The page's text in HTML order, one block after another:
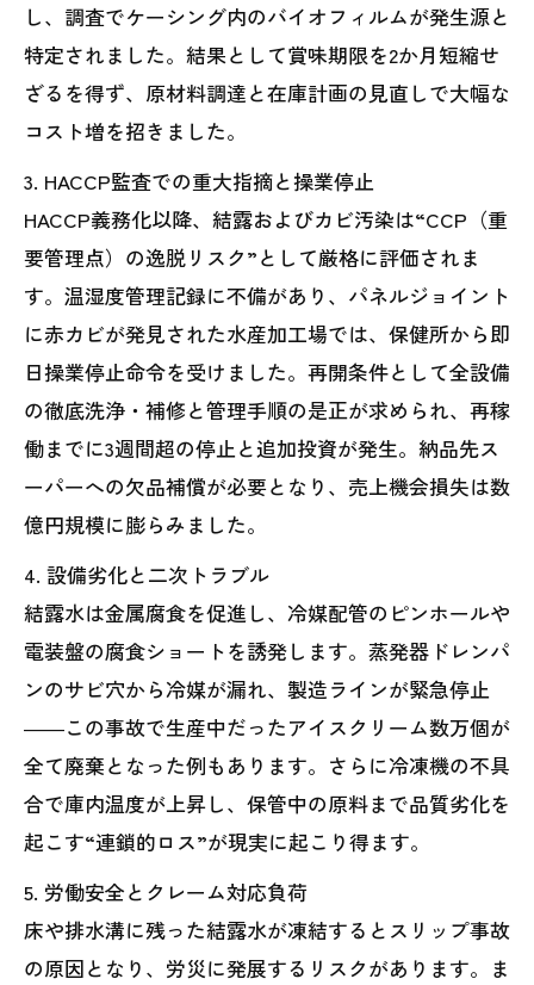
し、調査でケーシング内のバイオフィルムが発生源と
特定されました。結果として賞味期限を2か月短縮せ
ざるを得ず、原材料調達と在庫計画の見直しで大幅な
コスト増を招きました。
3. HACCP監査での重大指摘と操業停止
HACCP義務化以降、結露およびカビ汚染は“CCP（重
要管理点）の逸脱リスク”として厳格に評価されま
す。温湿度管理記録に不備があり、パネルジョイント
に赤カビが発見された水産加工場では、保健所から即
日操業停止命令を受けました。再開条件として全設備
の徹底洗浄・補修と管理手順の是正が求められ、再稼
働までに3週間超の停止と追加投資が発生。納品先ス
ーパーへの欠品補償が必要となり、売上機会損失は数
億円規模に膨らみました。
4. 設備劣化と二次トラブル
結露水は金属腐食を促進し、冷媒配管のピンホールや
電装盤の腐食ショートを誘発します。蒸発器ドレンパ
ンのサビ穴から冷媒が漏れ、製造ラインが緊急停止
――この事故で生産中だったアイスクリーム数万個が
全て廃棄となった例もあります。さらに冷凍機の不具
合で庫内温度が上昇し、保管中の原料まで品質劣化を
起こす“連鎖的ロス”が現実に起こり得ます。
5. 労働安全とクレーム対応負荷
床や排水溝に残った結露水が凍結するとスリップ事故
の原因となり、労災に発展するリスクがあります。ま